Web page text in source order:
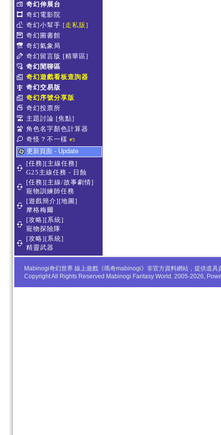
奇幻伸展台
奇幻電影院
奇幻小幫手 [走私販]
奇幻圖書館
奇幻氣象局
奇幻留言版 [精華區]
奇幻閒聊區
奇幻遊戲看板查詢器
奇幻交易版
奇幻序號分享版
奇幻投票所
主題討論 [焦點]
角色名字顏色計算器
奇怪？不一樣 #5
更新頁面 - Update
[任務][主線任務]
G25主線任務 - 日蝕
[任務][主線/故事劇情]
寵物訓練師任務
[遊戲簡介][地圖]
摩格梅爾
[攻略][系統]
寵物探險隊
[攻略][系統]
精靈武器
Mabinogi奇幻世界 線上遊戲《瑪奇mabinogi》非官方資料網站，提供道
Copyright All Rights Reserved Mabinogi Fantasy World. 2005-2026,